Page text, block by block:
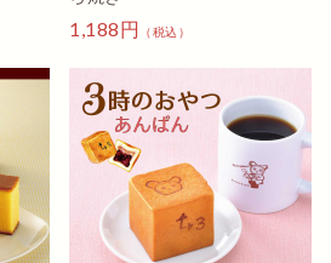
1,188円 （税込）